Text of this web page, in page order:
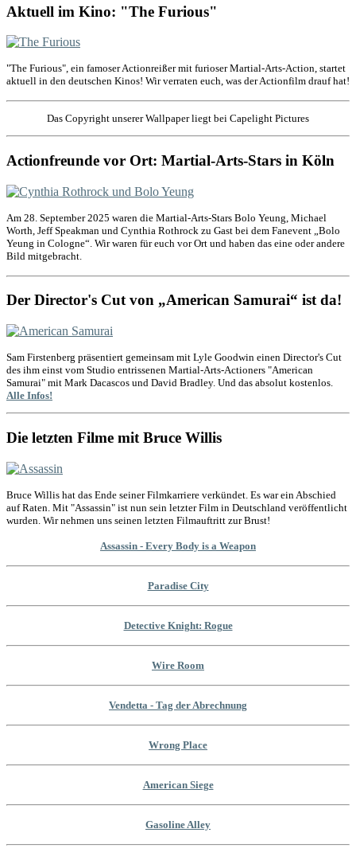
Aktuell im Kino: "The Furious"
"The Furious", ein famoser Actionreißer mit furioser Martial-Arts-Action, startet
aktuell in den deutschen Kinos! Wir verraten euch, was der Actionfilm drauf hat!
Das Copyright unserer Wallpaper liegt bei Capelight Pictures
Actionfreunde vor Ort: Martial-Arts-Stars in Köln
Am 28. September 2025 waren die Martial-Arts-Stars Bolo Yeung, Michael
Worth, Jeff Speakman und Cynthia Rothrock zu Gast bei dem Fanevent „Bolo
Yeung in Cologne“. Wir waren für euch vor Ort und haben das eine oder andere
Bild mitgebracht.
Der Director's Cut von „American Samurai“ ist da!
Sam Firstenberg präsentiert gemeinsam mit Lyle Goodwin einen Director's Cut
des ihm einst vom Studio entrissenen Martial-Arts-Actioners "American
Samurai" mit Mark Dacascos und David Bradley. Und das absolut kostenlos.
Alle Infos!
Die letzten Filme mit Bruce Willis
Bruce Willis hat das Ende seiner Filmkarriere verkündet. Es war ein Abschied
auf Raten. Mit "Assassin" ist nun sein letzter Film in Deutschland veröffentlicht
wurden. Wir nehmen uns seinen letzten Filmauftritt zur Brust!
Assassin - Every Body is a Weapon
Paradise City
Detective Knight: Rogue
Wire Room
Vendetta - Tag der Abrechnung
Wrong Place
American Siege
Gasoline Alley